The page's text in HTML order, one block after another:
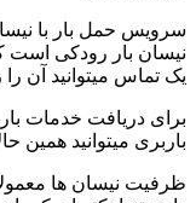
سرویس حمل بار با
نیسان بار رودکی است
یک تماس میتوانید آن را
برای دریافت خدمات
باربری میتوانید همین